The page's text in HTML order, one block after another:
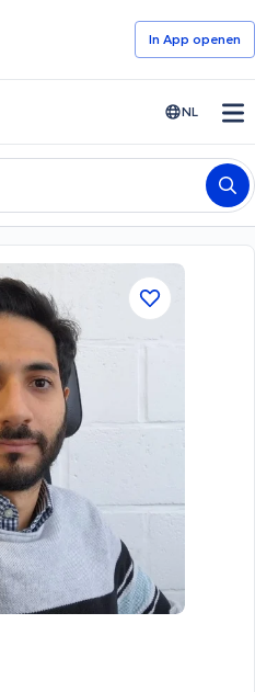
In App openen
NL